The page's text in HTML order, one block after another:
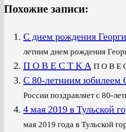
Похожие записи:
С днем рождения
летним днем рождения
П О В Е С Т К А П О В Е С
С 80-летниим юбилеем
России поздравляет с 80-
4 мая 2019 в
мая 2019 года в Тульской